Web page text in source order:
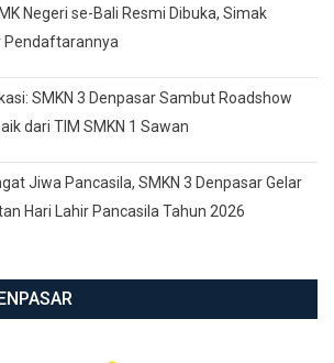
Negeri se-Bali Resmi Dibuka, Simak
Pendaftarannya
SMKN 3 Denpasar Sambut Roadshow
dari TIM SMKN 1 Sawan
Jiwa Pancasila, SMKN 3 Denpasar Gelar
Hari Lahir Pancasila Tahun 2026